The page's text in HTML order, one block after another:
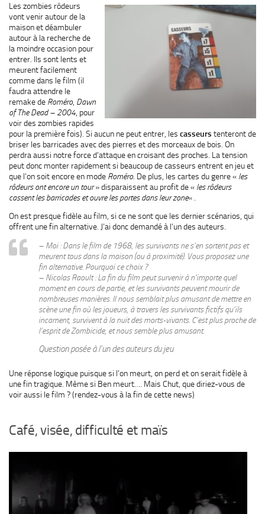
Les zombies rôdeurs
vont venir autour de la
maison et déambuler
autour à la recherche de
la moindre occasion pour
entrer. Ils sont lents et
meurent facilement
comme dans le film (il
faudra attendre le
remake de Roméro, Dawn
of The Dead – 2004 , pour
voir des zombies rapides
pour la première fois). Si aucun ne peut entrer, les casseurs tenteront de
briser les barricades avec des pierres et des morceaux de bois. On
perdra aussi notre force d’attaque en croisant des proches. La tension
peut donc monter rapidement si beaucoup de casseurs entrent en jeu et
que l’on soit encore en mode Roméro. De plus, les cartes du genre « les
rôdeurs ont encore un tour» disparaissent au profit de « les rôdeurs
cassent les barricades et ouvre les portes dans leur zone« .
On est presque fidèle au film, si ce ne sont que les dernier scénarios, qui
offrent une fin alternative. J’ai donc demandé à l’un des auteurs.
– Moi : Dans le film de 1968, les survivants ne s’en sortent pas et
meurent tous dans la maison (ou à proximité). Vous proposez une
fin alternative. Pourquoi ce choix ?
– Nicolas Raoult : La fin du film peut survenir à n’importe quel
moment en cours de partie, et les survivants peuvent mourir de
nombreuses manières. Il nous semblait plus amusant de mettre en
scène une fin où les joueurs, à travers les survivants fictifs qu’ils
incarnent, survivent à la nuit des morts-vivants. C’est plus proche de
l’esprit de Zombicide, et nous semble plus amusant.
Question posée à l’un des auteurs du jeu
Une réponse logique puisque si l’on meurt, on perd et on serait fidèle à
une fin tragique. Même si Ben meurt…. Mais Chut, que diriez-vous de
voir aussi le film ? (rendez-vous à la fin de cette news)
Café, visée, difficulté et maïs